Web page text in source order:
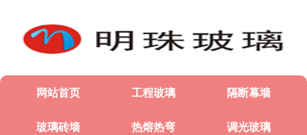
网站首页 工程玻璃 隔断幕墙
玻璃砖墙 热熔热弯 调光玻璃